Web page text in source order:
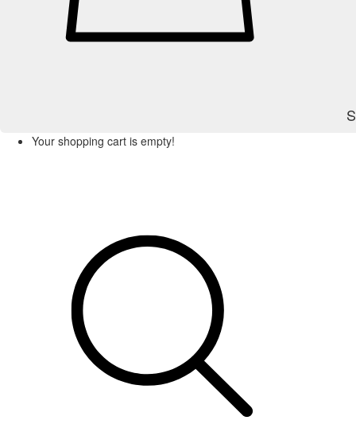
Your shopping cart is empty!